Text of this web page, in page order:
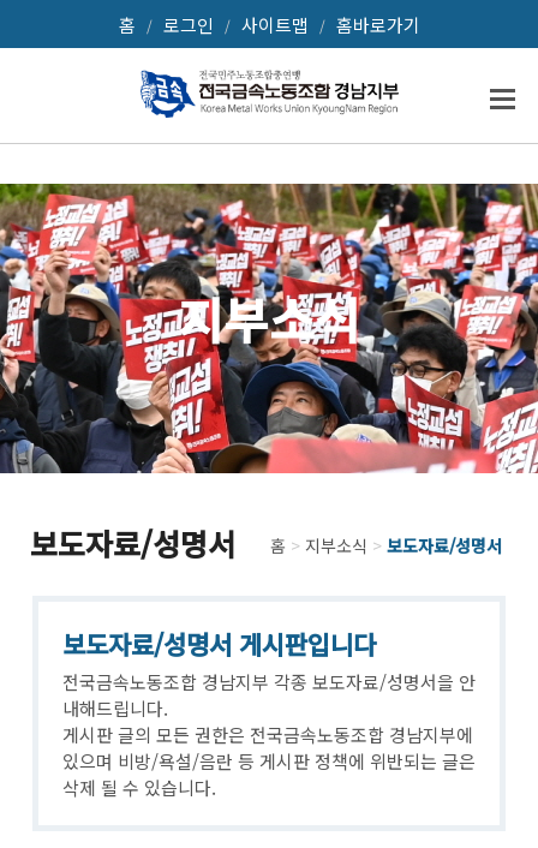
홈 / 로그인 / 사이트맵 / 홈바로가기
지부소식
보도자료/성명서 홈 > 지부소식 > 보도자료/성명서
보도자료/성명서 게시판입니다
전국금속노동조합 경남지부 각종 보도자료/성명서을 안
내해드립니다.
게시판 글의 모든 권한은 전국금속노동조합 경남지부에
있으며 비방/욕설/음란 등 게시판 정책에 위반되는 글은
삭제 될 수 있습니다.